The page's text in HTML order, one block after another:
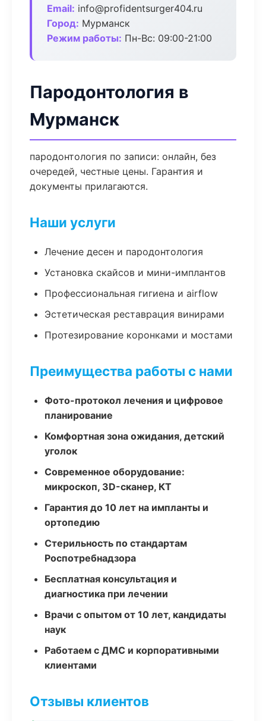
Email: info@profidentsurger404.ru
Город: Мурманск
Режим работы: Пн-Вс: 09:00-21:00
Пародонтология в
Мурманск
пародонтология по записи: онлайн, без
очередей, честные цены. Гарантия и
документы прилагаются.
Наши услуги
Лечение десен и пародонтология
Установка скайсов и мини-имплантов
Профессиональная гигиена и airflow
Эстетическая реставрация винирами
Протезирование коронками и мостами
Преимущества работы с нами
Фото-протокол лечения и цифровое
планирование
Комфортная зона ожидания, детский
уголок
Современное оборудование:
микроскоп, 3D-сканер, КТ
Гарантия до 10 лет на импланты и
ортопедию
Стерильность по стандартам
Роспотребнадзора
Бесплатная консультация и
диагностика при лечении
Врачи с опытом от 10 лет, кандидаты
наук
Работаем с ДМС и корпоративными
клиентами
Отзывы клиентов